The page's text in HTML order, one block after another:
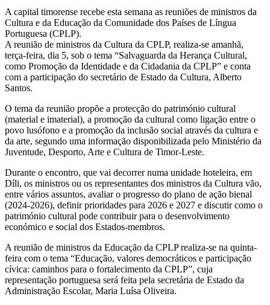
A capital timorense recebe esta semana as reuniões de ministros da
Cultura e da Educação da Comunidade dos Países de Língua
Portuguesa (CPLP).
A reunião de ministros da Cultura da CPLP, realiza-se amanhã,
terça-feira, dia 5, sob o tema “Salvaguarda da Herança Cultural,
como Promoção da Identidade e da Cidadania da CPLP” e conta
com a participação do secretário de Estado da Cultura, Alberto
Santos.
O tema da reunião propõe a protecção do património cultural
(material e imaterial), a promoção da cultural como ligação entre o
povo lusófono e a promoção da inclusão social através da cultura e
da arte, segundo uma informação disponibilizada pelo Ministério da
Juventude, Desporto, Arte e Cultura de Timor-Leste.
Durante o encontro, que vai decorrer numa unidade hoteleira, em
Díli, os ministros ou os representantes dos ministros da Cultura vão,
entre vários assuntos, avaliar o progresso do plano de ação bienal
(2024-2026), definir prioridades para 2026 e 2027 e discutir como o
património cultural pode contribuir para o desenvolvimento
económico e social dos Estados-membros.
A reunião de ministros da Educação da CPLP realiza-se na quinta-
feira com o tema “Educação, valores democráticos e participação
cívica: caminhos para o fortalecimento da CPLP”, cuja
representação portuguesa será feita pela secretária de Estado da
Administração Escolar, Maria Luísa Oliveira.